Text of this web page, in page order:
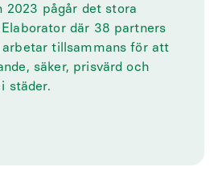
2023 pågår det stora
där 38 partners
tillsammans för att
säker, prisvärd och
städer.